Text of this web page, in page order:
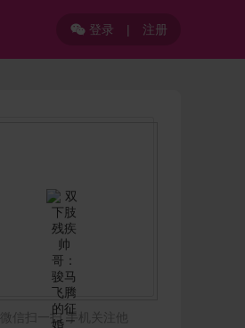
登录 | 注册
微信扫一扫 手机关注他